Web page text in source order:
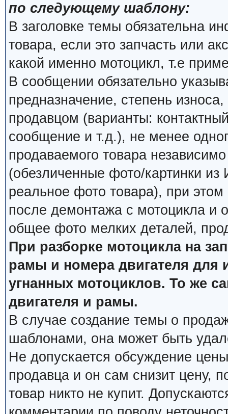
по следующему шаблону:
В заголовке темы обязательна
товара, если это запчасть или
какой именно мотоцикл, т.е
В сообщении обязательно
предназначение, степень
продавцом (варианты:
сообщение и т.д.), не менее
продаваемого товара
(обезличенные фото/картинки из
реальное фото товара), при
после демонтажа с мотоцикла и
общее фото мелких деталей,
При разборке мотоцикла на
рамы и номера двигателя для
угнанных мотоциклов. То же
двигателя и рамы.
В случае создание темы о
шаблонами, она может быть
Не допускается обсуждение
продавца и он сам снизит цену,
товар никто не купит.